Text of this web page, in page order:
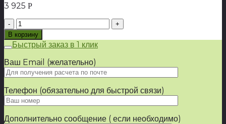
3 925 Р
Количество
товара
Ящик
военный
фанера
800х600х250
мм
В корзину
Быстрый заказ в 1 клик
Ваш Email (желательно)
Телефон (обязательно для быстрой связи)
Дополнительно сообщение ( если необходимо)